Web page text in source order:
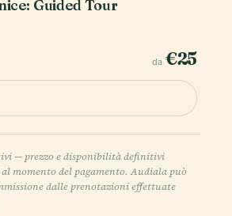
Guided Tour
da €25
— prezzo e disponibilità definitivi
momento del pagamento. Audiala può
dalle prenotazioni effettuate